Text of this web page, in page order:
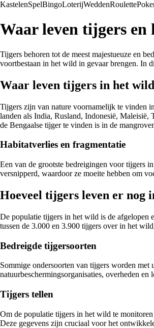
KastelenSpelBingoLoterijWeddenRoulette
Waar leven tijgers en
Tijgers behoren tot de meest majestueuze en
voortbestaan in het wild in gevaar brengen. In
Waar leven tijgers in het
Tijgers zijn van nature voornamelijk te vinden
landen als India, Rusland, Indonesië,
de Bengaalse tijger te vinden is in de
Habitatverlies en fragmentatie
Een van de grootste bedreigingen voor tijgers
versnipperd, waardoor ze moeite hebben om
Hoeveel tijgers leven er nog
De populatie tijgers in het wild is de afgelopen
tussen de 3.000 en 3.900 tijgers over in het
Bedreigde tijgersoorten
Sommige ondersoorten van tijgers worden
natuurbeschermingsorganisaties, overheden en
Tijgers tellen
Om de populatie tijgers in het wild te
Deze gegevens zijn cruciaal voor het